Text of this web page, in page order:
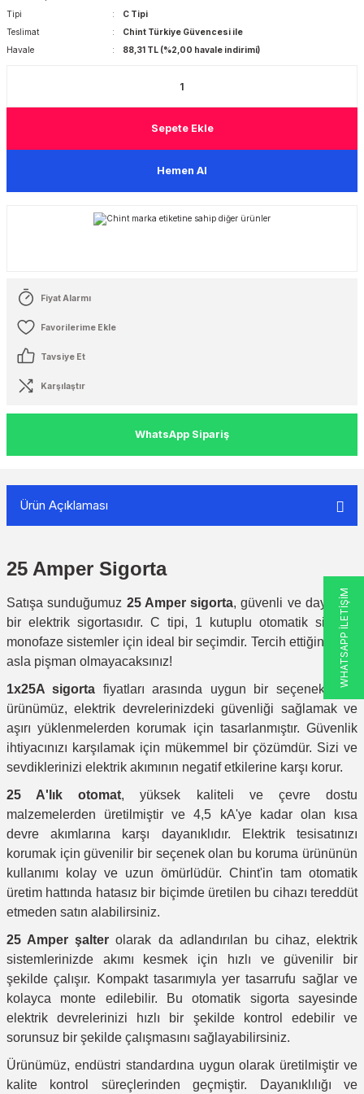
Tipi
C Tipi
Teslimat
Chint Türkiye Güvencesi ile
Havale
88,31 TL (%2,00 havale indirimi)
Sepete Ekle
Hemen Al
Fiyat Alarmı
Tavsiye Et
Karşılaştır
WhatsApp Sipariş
Ürün Açıklaması
25 Amper Sigorta
Satışa sunduğumuz 25 Amper sigorta, güvenli ve dayanıklı
bir elektrik sigortasıdır. C tipi, 1 kutuplu otomatik sigorta,
monofaze sistemler için ideal bir seçimdir. Tercih ettiğiniz için
asla pişman olmayacaksınız!
1x25A sigorta fiyatları arasında uygun bir seçenek olan
ürünümüz, elektrik devrelerinizdeki güvenliği sağlamak ve
aşırı yüklenmelerden korumak için tasarlanmıştır. Güvenlik
ihtiyacınızı karşılamak için mükemmel bir çözümdür. Sizi ve
sevdiklerinizi elektrik akımının negatif etkilerine karşı korur.
25 A'lık otomat, yüksek kaliteli ve çevre dostu
malzemelerden üretilmiştir ve 4,5 kA'ye kadar olan kısa
devre akımlarına karşı dayanıklıdır. Elektrik tesisatınızı
korumak için güvenilir bir seçenek olan bu koruma ürününün
kullanımı kolay ve uzun ömürlüdür. Chint'in tam otomatik
üretim hattında hatasız bir biçimde üretilen bu cihazı tereddüt
etmeden satın alabilirsiniz.
25 Amper şalterolarak da adlandırılan bu cihaz, elektrik
sistemlerinizde akımı kesmek için hızlı ve güvenilir bir
şekilde çalışır. Kompakt tasarımıyla yer tasarrufu sağlar ve
kolayca monte edilebilir. Bu otomatik sigorta sayesinde
elektrik devrelerinizi hızlı bir şekilde kontrol edebilir ve
sorunsuz bir şekilde çalışmasını sağlayabilirsiniz.
Ürünümüz, endüstri standardına uygun olarak üretilmiştir ve
kalite kontrol süreçlerinden geçmiştir. Dayanıklılığı ve
WHATSAPP İLETİŞİM